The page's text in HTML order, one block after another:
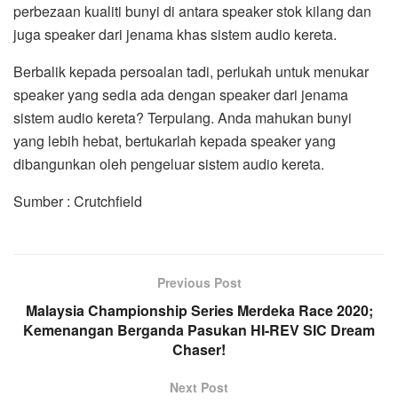
perbezaan kualiti bunyi di antara speaker stok kilang dan
juga speaker dari jenama khas sistem audio kereta.
Berbalik kepada persoalan tadi, perlukah untuk menukar
speaker yang sedia ada dengan speaker dari jenama
sistem audio kereta? Terpulang. Anda mahukan bunyi
yang lebih hebat, bertukarlah kepada speaker yang
dibangunkan oleh pengeluar sistem audio kereta.
Sumber : Crutchfield
Previous Post
Malaysia Championship Series Merdeka Race 2020;
Kemenangan Berganda Pasukan HI-REV SIC Dream
Chaser!
Next Post